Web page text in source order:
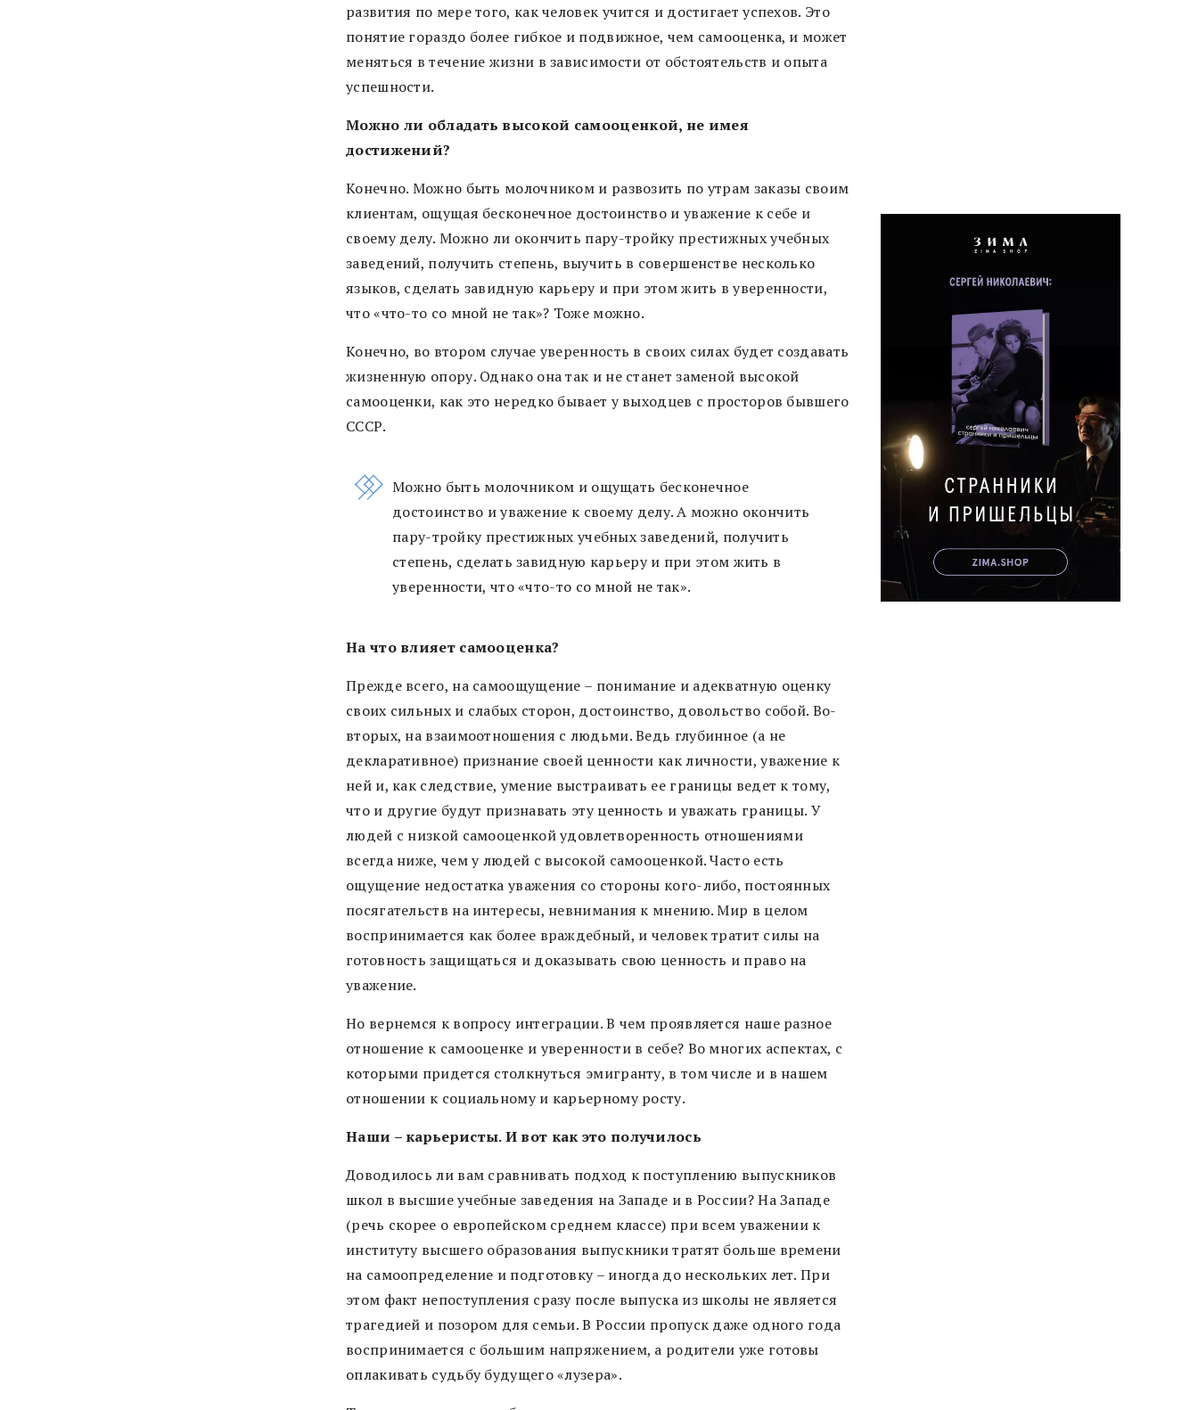
развития по мере того, как человек учится и достигает успехов. Это
понятие гораздо более гибкое и подвижное, чем самооценка, и может
меняться в течение жизни в зависимости от обстоятельств и опыта
успешности.
Можно ли обладать высокой самооценкой, не имея
достижений?
Конечно. Можно быть молочником и развозить по утрам заказы своим
клиентам, ощущая бесконечное достоинство и уважение к себе и
своему делу. Можно ли окончить пару-тройку престижных учебных
заведений, получить степень, выучить в совершенстве несколько
языков, сделать завидную карьеру и при этом жить в уверенности,
что «что-то со мной не так»? Тоже можно.
Конечно, во втором случае уверенность в своих силах будет создавать
жизненную опору. Однако она так и не станет заменой высокой
самооценки, как это нередко бывает у выходцев с просторов бывшего
СССР.
Можно быть молочником и ощущать бесконечное
достоинство и уважение к своему делу. А можно окончить
пару-тройку престижных учебных заведений, получить
степень, сделать завидную карьеру и при этом жить в
уверенности, что «что-то со мной не так».
На что влияет самооценка?
Прежде всего, на самоощущение – понимание и адекватную оценку
своих сильных и слабых сторон, достоинство, довольство собой. Во-
вторых, на взаимоотношения с людьми. Ведь глубинное (а не
декларативное) признание своей ценности как личности, уважение к
ней и, как следствие, умение выстраивать ее границы ведет к тому,
что и другие будут признавать эту ценность и уважать границы. У
людей с низкой самооценкой удовлетворенность отношениями
всегда ниже, чем у людей с высокой самооценкой. Часто есть
ощущение недостатка уважения со стороны кого-либо, постоянных
посягательств на интересы, невнимания к мнению. Мир в целом
воспринимается как более враждебный, и человек тратит силы на
готовность защищаться и доказывать свою ценность и право на
уважение.
Но вернемся к вопросу интеграции. В чем проявляется наше разное
отношение к самооценке и уверенности в себе? Во многих аспектах, с
которыми придется столкнуться эмигранту, в том числе и в нашем
отношении к социальному и карьерному росту.
Наши – карьеристы. И вот как это получилось
Доводилось ли вам сравнивать подход к поступлению выпускников
школ в высшие учебные заведения на Западе и в России? На Западе
(речь скорее о европейском среднем классе) при всем уважении к
институту высшего образования выпускники тратят больше времени
на самоопределение и подготовку – иногда до нескольких лет. При
этом факт непоступления сразу после выпуска из школы не является
трагедией и позором для семьи. В России пропуск даже одного года
воспринимается с большим напряжением, а родители уже готовы
оплакивать судьбу будущего «лузера».